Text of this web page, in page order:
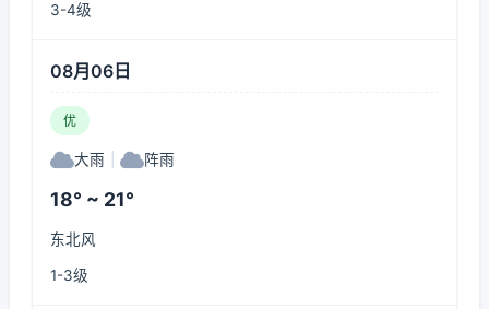
3-4级
08月06日
优
大雨 阵雨
18° ~ 21°
东北风
1-3级